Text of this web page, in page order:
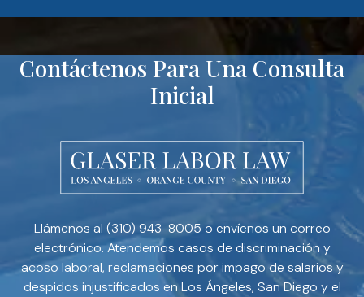
Contáctenos Para Una Consulta
Inicial
Llámenos al (310) 943-8005 o envíenos un correo
electrónico. Atendemos casos de discriminación y
acoso laboral, reclamaciones por impago de salarios y
despidos injustificados en Los Ángeles, San Diego y el